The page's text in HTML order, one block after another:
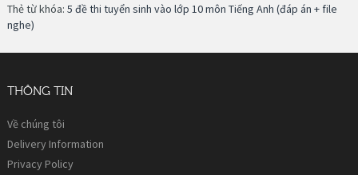
Thẻ từ khóa: 5 đề thi tuyển sinh vào lớp 10 môn Tiếng Anh (đáp án + file
nghe)
THÔNG TIN
Về chúng tôi
Delivery Information
Privacy Policy